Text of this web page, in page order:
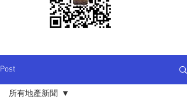
Post
所有地產新聞